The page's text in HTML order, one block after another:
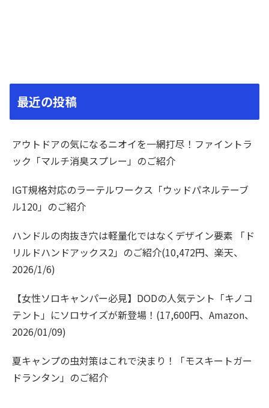
最近の投稿
アウトドアの気になるニオイを一網打尽！ファイントラ
ック「マルチ消臭スプレー」のご紹介
IGT規格対応のラーテルワークス「ウッドパネルテーブ
ル120」のご紹介
ハンドルの肉抜き穴は軽量化ではなくデザイン要素 「ド
リルドハンドアックス2」のご紹介(10,472円、楽天、
2026/1/6)
【女性ソロキャンパー必見】DODの人気テント「キノコ
テント」にソロサイズが新登場！(17,600円、Amazon、
2026/01/09)
夏キャンプの虫対策はこれで決まり！「モスキートガー
ドランタン」のご紹介